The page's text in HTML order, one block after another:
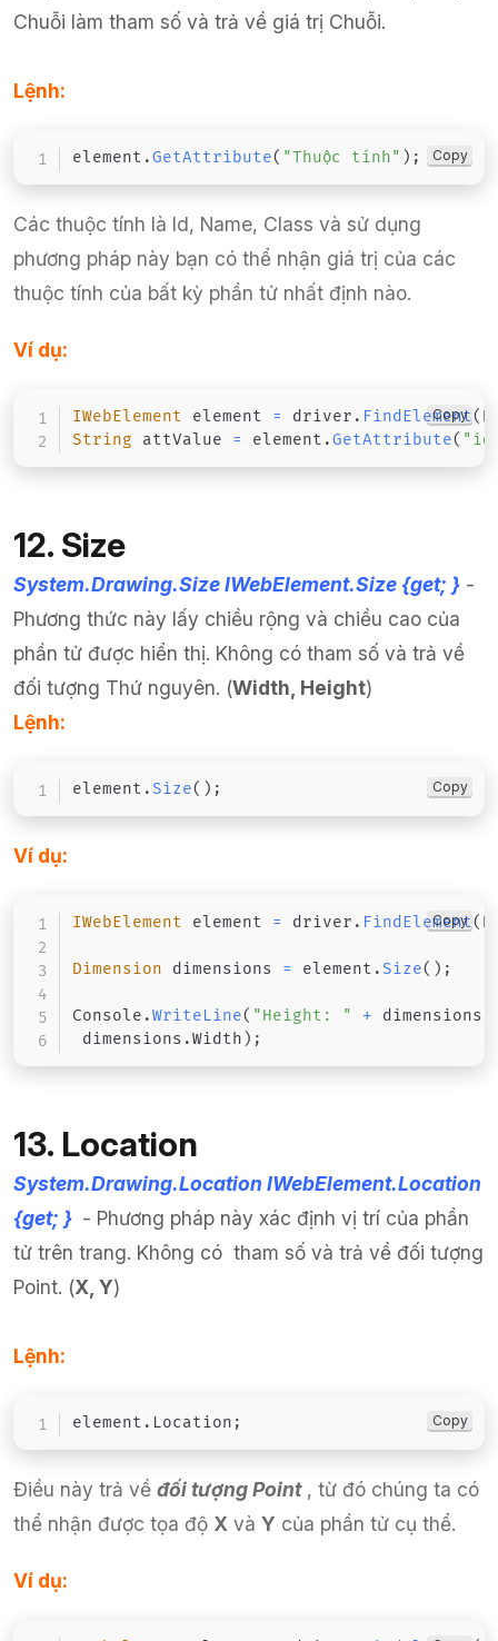
Chuỗi làm tham số và trả về giá trị Chuỗi.
Lệnh:
element .GetAttribute( "Thuộc tính" ) ; Copy
Các thuộc tính là Id, Name, Class và sử dụng
phương pháp này bạn có thể nhận giá trị của các
thuộc tính của bất kỳ phần tử nhất định nào.
Ví dụ:
IWebElement element = driver . FindElement(
String attValue = element .GetAttribute(
Copy
12. Size
System.Drawing.Size IWebElement.Size {get; } -
Phương thức này lấy chiều rộng và chiều cao của
phần tử được hiển thị. Không có tham số và trả về
đối tượng Thứ nguyên. (Width, Height)
Lệnh:
element .Size( ) ; Copy
Ví dụ:
IWebElement element = driver . FindElement(
Dimension dimensions = element .Size( ) ;
Console .WriteLine( "Height: " + dimensions
dimensions .Width ) ;
Copy
13. Location
System.Drawing.Location IWebElement.Location
{get; } - Phương pháp này xác định vị trí của phần
tử trên trang. Không có tham số và trả về đối tượng
Point. (X, Y)
Lệnh:
element . Location ; Copy
Điều này trả về đối tượng Point, từ đó chúng ta có
thể nhận được tọa độ X và Y của phần tử cụ thể.
Ví dụ: